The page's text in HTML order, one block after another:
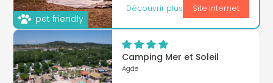
pet friendly
Découvrir plus Site Internet
Camping Mer et Soleil
Agde